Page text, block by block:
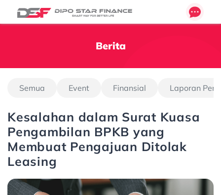
Berita
Semua Event Finansial Laporan
Kesalahan dalam Surat Kuasa
Pengambilan BPKB yang
Membuat Pengajuan Ditolak
Leasing